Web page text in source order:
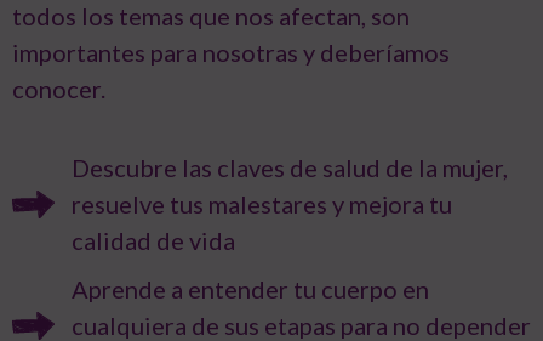
todos los temas que nos afectan, son
importantes para nosotras y deberíamos
conocer.
Descubre las claves de salud de la mujer,
resuelve tus malestares y mejora tu
calidad de vida
Aprende a entender tu cuerpo en
cualquiera de sus etapas para no depender